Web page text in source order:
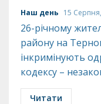
Наш день 15
26-річному
району на
інкримінують
кодексу –
Читати